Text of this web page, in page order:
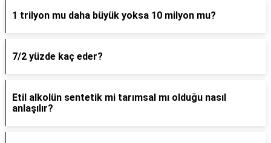
1 trilyon mu daha büyük yoksa 10 milyon mu?
7/2 yüzde kaç eder?
Etil alkolün sentetik mi tarımsal mı olduğu nasıl
anlaşılır?